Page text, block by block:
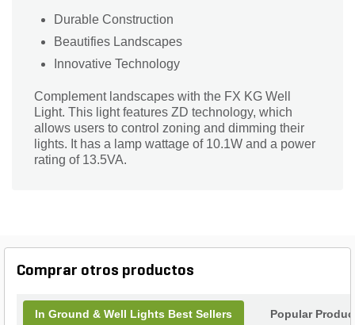
Durable Construction
Beautifies Landscapes
Innovative Technology
Complement landscapes with the FX KG Well
Light. This light features ZD technology, which
allows users to control zoning and dimming their
lights. It has a lamp wattage of 10.1W and a power
rating of 13.5VA.
Comprar otros productos
In Ground & Well Lights Best Sellers Popular